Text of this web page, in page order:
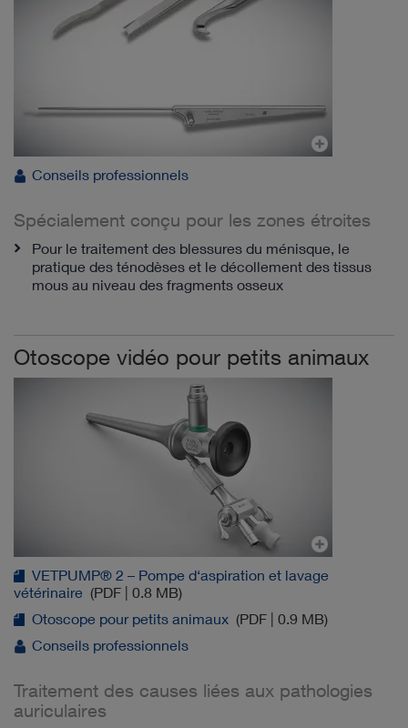
Conseils professionnels
Spécialement conçu pour les zones étroites
Pour le traitement des blessures du ménisque, le
pratique des ténodèses et le décollement des tissus
mous au niveau des fragments osseux
Otoscope vidéo pour petits animaux
VETPUMP® 2 – Pompe d‘aspiration et lavage
vétérinaire (PDF | 0.8 MB)
Otoscope pour petits animaux (PDF | 0.9 MB)
Conseils professionnels
Traitement des causes liées aux pathologies
auriculaires